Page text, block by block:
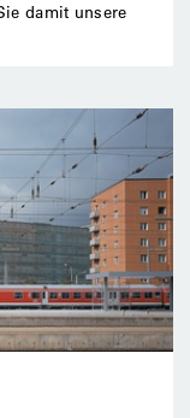
damit unsere